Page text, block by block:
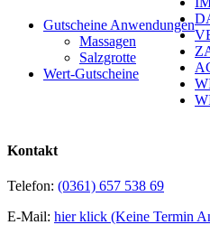
Gutscheine Anwendungen
Massagen
Salzgrotte
Wert-Gutscheine
Kontakt
Telefon: (0361) 657 538 69
E-Mail: hier klick (Keine Termin